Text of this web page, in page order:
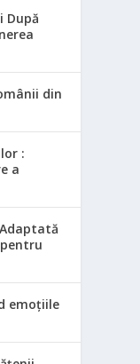
După
din
:
a
emoțiile